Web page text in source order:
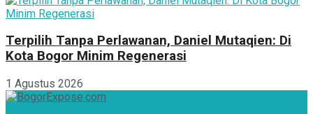
Terpilih Tanpa Perlawanan, Daniel Mutaqien: Di
Kota Bogor Minim Regenerasi
1 Agustus 2026